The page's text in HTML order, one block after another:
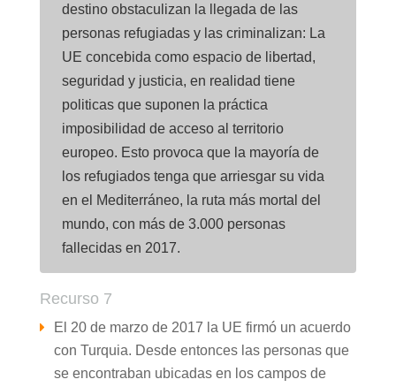
destino obstaculizan la llegada de las
personas refugiadas y las criminalizan: La
UE concebida como espacio de libertad,
seguridad y justicia, en realidad tiene
politicas que suponen la práctica
imposibilidad de acceso al territorio
europeo. Esto provoca que la mayoría de
los refugiados tenga que arriesgar su vida
en el Mediterráneo, la ruta más mortal del
mundo, con más de 3.000 personas
fallecidas en 2017.
Recurso 7
El 20 de marzo de 2017 la UE firmó un acuerdo
con Turquia. Desde entonces las personas que
se encontraban ubicadas en los campos de